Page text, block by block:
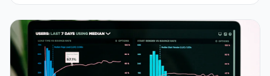
Google の AI 戦略が実務と長期展望で分離される大きな人事
変更です。